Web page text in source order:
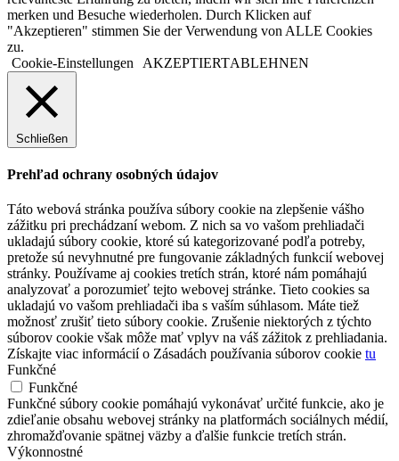
merken und Besuche wiederholen. Durch Klicken auf
"Akzeptieren" stimmen Sie der Verwendung von ALLE Cookies
zu.
Cookie-Einstellungen
AKZEPTIERTABLEHNEN
Schließen
Prehľad ochrany osobných údajov
Táto webová stránka používa súbory cookie na zlepšenie vášho
zážitku pri prechádzaní webom. Z nich sa vo vašom prehliadači
ukladajú súbory cookie, ktoré sú kategorizované podľa potreby,
pretože sú nevyhnutné pre fungovanie základných funkcií webovej
stránky. Používame aj cookies tretích strán, ktoré nám pomáhajú
analyzovať a porozumieť tejto webovej stránke. Tieto cookies sa
ukladajú vo vašom prehliadači iba s vaším súhlasom. Máte tiež
možnosť zrušiť tieto súbory cookie. Zrušenie niektorých z týchto
súborov cookie však môže mať vplyv na váš zážitok z prehliadania.
Získajte viac informácií o Zásadách používania súborov cookie tu
Funkčné
Funkčné
Funkčné súbory cookie pomáhajú vykonávať určité funkcie, ako je
zdieľanie obsahu webovej stránky na platformách sociálnych médií,
zhromažďovanie spätnej väzby a ďalšie funkcie tretích strán.
Výkonnostné